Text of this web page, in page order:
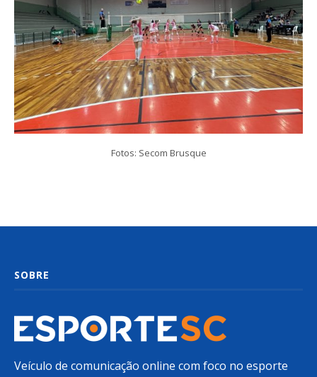
Fotos: Secom Brusque
SOBRE
Veículo de comunicação online com foco no esporte